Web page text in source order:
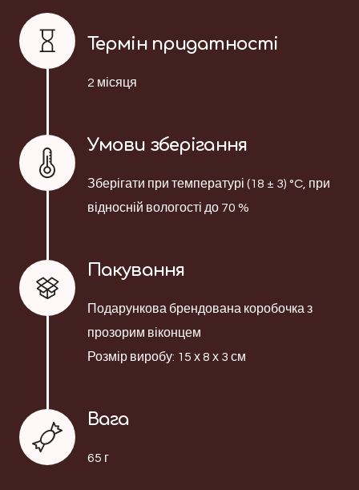
Термін придатності
2 місяця
Умови зберігання
Зберігати при температурі (18 ± 3) °C, при
відносній вологості до 70 %
Пакування
Подарункова брендована коробочка з
прозорим віконцем
Розмір виробу: 15 х 8 х 3 см
Вага
65 г